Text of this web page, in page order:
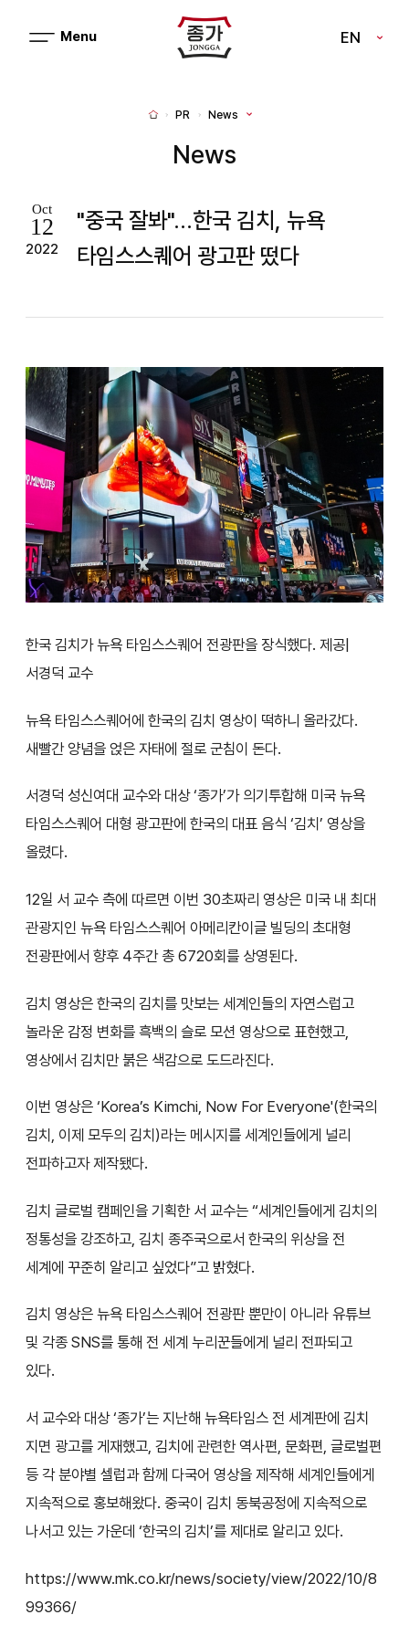
J
J
G
메
EN
H
PR News
News
Oct
12
2022
"중국 잘봐"...한국 김치, 뉴욕
타임스스퀘어 광고판 떴다
한국 김치가 뉴욕 타임스스퀘어 전광판을 장식했다. 제공|
서경덕 교수
뉴욕 타임스스퀘어에 한국의 김치 영상이 떡하니 올라갔다.
새빨간 양념을 얹은 자태에 절로 군침이 돈다.
서경덕 성신여대 교수와 대상 ‘종가’가 의기투합해 미국 뉴욕
타임스스퀘어 대형 광고판에 한국의 대표 음식 ‘김치’ 영상을
올렸다.
12일 서 교수 측에 따르면 이번 30초짜리 영상은 미국 내 최대
관광지인 뉴욕 타임스스퀘어 아메리칸이글 빌딩의 초대형
전광판에서 향후 4주간 총 6720회를 상영된다.
김치 영상은 한국의 김치를 맛보는 세계인들의 자연스럽고
놀라운 감정 변화를 흑백의 슬로 모션 영상으로 표현했고,
영상에서 김치만 붉은 색감으로 도드라진다.
이번 영상은 ‘Korea’s Kimchi, Now For Everyone'(한국의
김치, 이제 모두의 김치)라는 메시지를 세계인들에게 널리
전파하고자 제작됐다.
김치 글로벌 캠페인을 기획한 서 교수는 “세계인들에게 김치의
정통성을 강조하고, 김치 종주국으로서 한국의 위상을 전
세계에 꾸준히 알리고 싶었다”고 밝혔다.
김치 영상은 뉴욕 타임스스퀘어 전광판 뿐만이 아니라 유튜브
및 각종 SNS를 통해 전 세계 누리꾼들에게 널리 전파되고
있다.
서 교수와 대상 ‘종가’는 지난해 뉴욕타임스 전 세계판에 김치
지면 광고를 게재했고, 김치에 관련한 역사편, 문화편, 글로벌편
등 각 분야별 셀럽과 함께 다국어 영상을 제작해 세계인들에게
지속적으로 홍보해왔다. 중국이 김치 동북공정에 지속적으로
나서고 있는 가운데 ‘한국의 김치’를 제대로 알리고 있다.
https://www.mk.co.kr/news/society/view/2022/10/8
99366/